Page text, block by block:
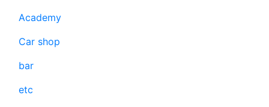
Academy
Car shop
bar
etc